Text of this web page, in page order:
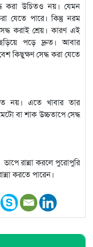
করা উচিতও নয়। যেমন
যেতে পারে। কিন্তু নরম
করাই শ্রেয়। কারণ এই
পড়ে দ্রুত। আবার
কিছুক্ষণ সেদ্ধ করা যেতে
নয়। এতে খাবার তার
বা শাক উচ্চতাপে সেদ্ধ
রান্না করলে পুরোপুরি
করতে পারেন।